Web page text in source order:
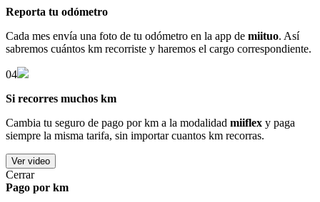
Reporta tu odómetro
Cada mes envía una foto de tu odómetro en la app de miituo. Así
sabremos cuántos km recorriste y haremos el cargo correspondiente.
04
Si recorres muchos km
Cambia tu seguro de pago por km a la modalidad miiflex y paga
siempre la misma tarifa, sin importar cuantos km recorras.
Ver video
Cerrar
Pago por km